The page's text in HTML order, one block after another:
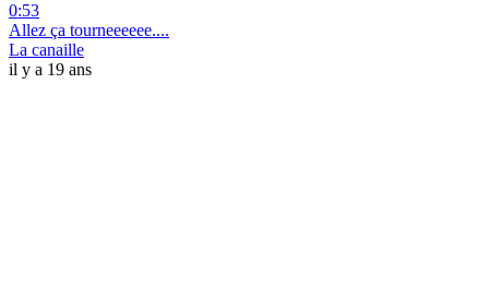
0:53
Allez ça tourneeeeee....
La canaille
il y a 19 ans